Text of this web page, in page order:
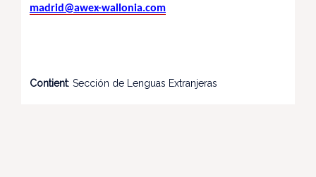
madrid@awex-wallonia.com
Contient: Sección de Lenguas Extranjeras